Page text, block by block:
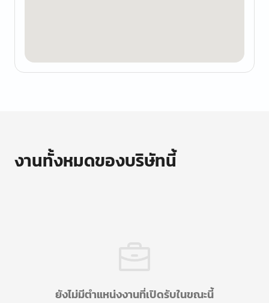
งานทั้งหมดของบริษัทนี้
ยังไม่มีตำแหน่งงานที่เปิดรับในขณะนี้